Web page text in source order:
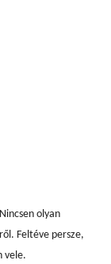
olyan
Feltéve persze,
vele.